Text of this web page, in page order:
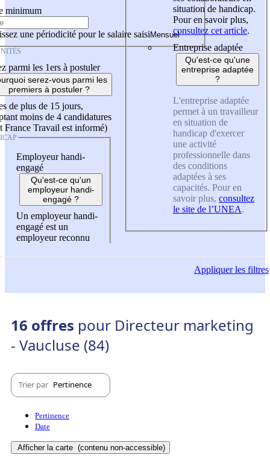
minimum
une périodicité pour le salaire saisi
parmi les 1ers à postuler
serez-vous parmi les
premiers à postuler ?
de plus de 15 jours,
moins de 4 candidatures
France Travail est informé)
Employeur handi-
engagé
Qu'est-ce qu'un
employeur handi-
engagé ?
Un employeur handi-
engagé est un
employeur reconnu
situation de handicap.
Pour en savoir plus,
consultez cet article.
Entreprise adaptée
Qu'est-ce qu'une
entreprise adaptée
?
L'entreprise adaptée
permet à un travailleur
en situation de
handicap d'exercer
une activité
professionnelle dans
des conditions
adaptées à ses
capacités. Pour en
savoir plus, consultez
le site de l’UNEA.
Appliquerles filtres
16 offres pour Directeur marketing
- Vaucluse (84)
Trier par Pertinence
Pertinence
Date
Afficher la carte (contenu non-accessible)